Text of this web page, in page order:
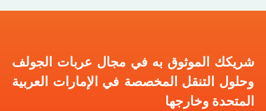
شريكك الموثوق به في مجال عربات الجولف
وحلول التنقل المخصصة في الإمارات العربية
المتحدة وخارجها